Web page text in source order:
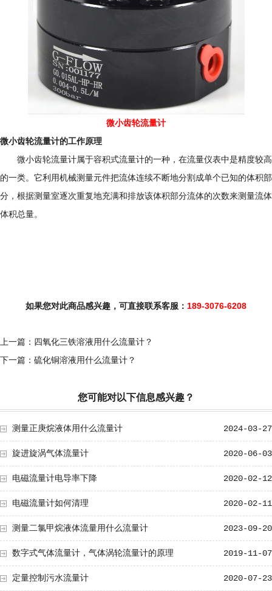
微小齿轮流量计
微小齿轮流量计的工作原理
微小齿轮流量计属于容积式流量计的一种，在流量仪表中是精度较高
的一类。它利用机械测量元件把流体连续不断地分割成单个已知的体积部
分，根据测量室逐次重复地充满和排放该体积部分流体的次数来测量流体
体积总量。
如果您对此商品感兴趣，可直接联系客服 ： 189-3076-6208
上一篇： 四氧化三铁溶液用什么流量计？
下一篇： 硫化铜溶液用什么流量计？
您可能对以下信息感兴趣？
2024-03-27
测量正庚烷液体用什么流量计
2020-06-03
旋进旋涡气体流量计
2020-02-12
电磁流量计电导率下降
2020-02-11
电磁流量计如何清理
2023-09-20
测量二氯甲烷液体流量用什么流量计
2019-11-07
数字式气体流量计，气体涡轮流量计的原理
2020-07-23
定量控制污水流量计